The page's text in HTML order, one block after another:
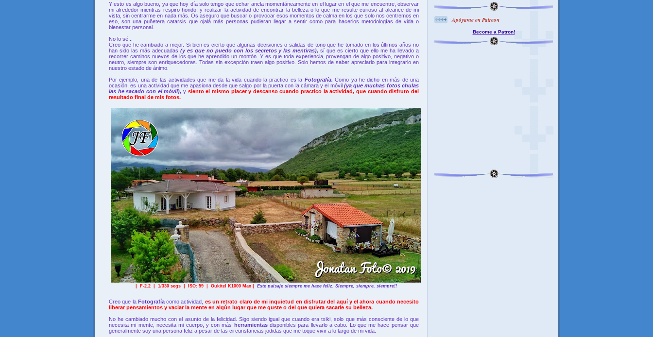
Y esto es algo bueno, ya que hoy día solo tengo que echar ancla momentáneamente en el lugar en el que me encuentre, observar
mi alrededor mientras respiro hondo, y realizar la actividad de encontrar la belleza o lo que me resulte curioso al alcance de mi
vista, sin centrarme en nada más. Os aseguro que buscar o provocar esos momentos de calma en los que solo nos centremos en
eso, son una puñetera catarsis que ojalá más personas pudieran llegar a sentir como para hacerlos metodologías de vida o
bienestar personal.
No lo sé...
Creo que he cambiado a mejor. Si bien es cierto que algunas decisiones o salidas de tono que he tomado en los últimos años no
han sido las más adecuadas (y es que no puedo con los secretos y las mentiras), sí que es cierto que ello me ha llevado a
recorrer caminos nuevos de los que he aprendido un montón. Y es que toda experiencia, provengan de algo positivo, negativo o
neutro, siempre son enriquecedoras. Todas sin excepción traen algo positivo. Solo hemos de saber apreciarlo para integrarlo en
nuestro estado de ánimo.
Por ejemplo, una de las actividades que me da la vida cuando la practico es la Fotografía. Como ya he dicho en más de una
ocasión, es una actividad que me apasiona desde que salgo por la puerta con la cámara y el móvil (ya que muchas fotos chulas
las he sacado con el móvil), y siento el mismo placer y descanso cuando practico la actividad, que cuando disfruto del
resultado final de mis fotos.
| F-2.2 | 1/330 segs | ISO: 59| Oukitel K1000 Max | Este paisaje siempre me hace feliz. Siempre, siempre, siempre!!
Creo que la Fotografíacomo actividad, es un retrato claro de mi inquietud en disfrutar del aquí y el ahora cuando necesito
liberar pensamientos y vaciar la mente en algún lugar que me guste o del que quiera sacarle su belleza.
No he cambiado mucho con el asunto de la felicidad. Sigo siendo igual que cuando era txiki, solo que más consciente de lo que
necesita mi mente, necesita mi cuerpo, y con más
herramientasdisponibles para llevarlo a cabo. Lo que me hace pensar que
generalmente soy una persona feliz a pesar de las circunstancias jodidas que me toque vivir a lo largo de mi vida.
Apóyame en Patreon
Become a Patron!